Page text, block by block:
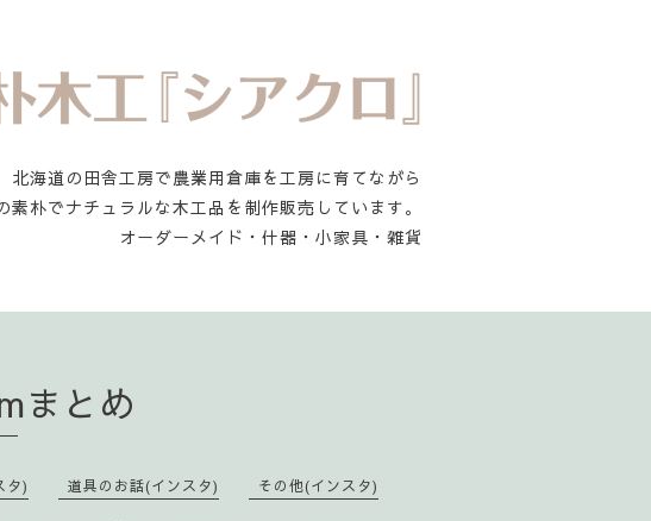
北海道の田舎工房で農業用倉庫を工房に育てながら
素朴でナチュラルな木工品を制作販売しています。
オーダーメイド・什器・小家具・雑貨
まとめ
タ) 道具のお話(インスタ) その他(インスタ)